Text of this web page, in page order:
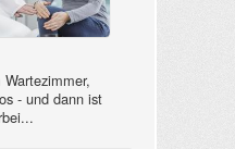
- und dann ist